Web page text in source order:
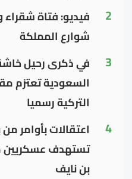
2
فيديو: فتاة
شوارع المملكة
3
في ذكرى رحيل
السعودية تعتزم
التركية رسميا
4
اعتقالات بأوامر
تستهدف عسكريين
بن نايف